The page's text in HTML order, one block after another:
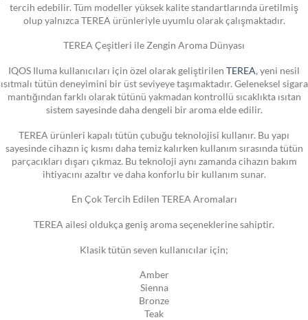
tercih edebilir. Tüm modeller yüksek kalite standartlarında üretilmiş
olup yalnızca TEREA ürünleriyle uyumlu olarak çalışmaktadır.
TEREA Çeşitleri ile Zengin Aroma Dünyası
IQOS Iluma kullanıcıları için özel olarak geliştirilen TEREA, yeni nesil
ısıtmalı tütün deneyimini bir üst seviyeye taşımaktadır. Geleneksel sigara
mantığından farklı olarak tütünü yakmadan kontrollü sıcaklıkta ısıtan
sistem sayesinde daha dengeli bir aroma elde edilir.
TEREA ürünleri kapalı tütün çubuğu teknolojisi kullanır. Bu yapı
sayesinde cihazın iç kısmı daha temiz kalırken kullanım sırasında tütün
parçacıkları dışarı çıkmaz. Bu teknoloji aynı zamanda cihazın bakım
ihtiyacını azaltır ve daha konforlu bir kullanım sunar.
En Çok Tercih Edilen TEREA Aromaları
TEREA ailesi oldukça geniş aroma seçeneklerine sahiptir.
Klasik tütün seven kullanıcılar için;
Amber
Sienna
Bronze
Teak